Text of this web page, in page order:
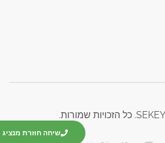
שיחה חוזרת מנציג